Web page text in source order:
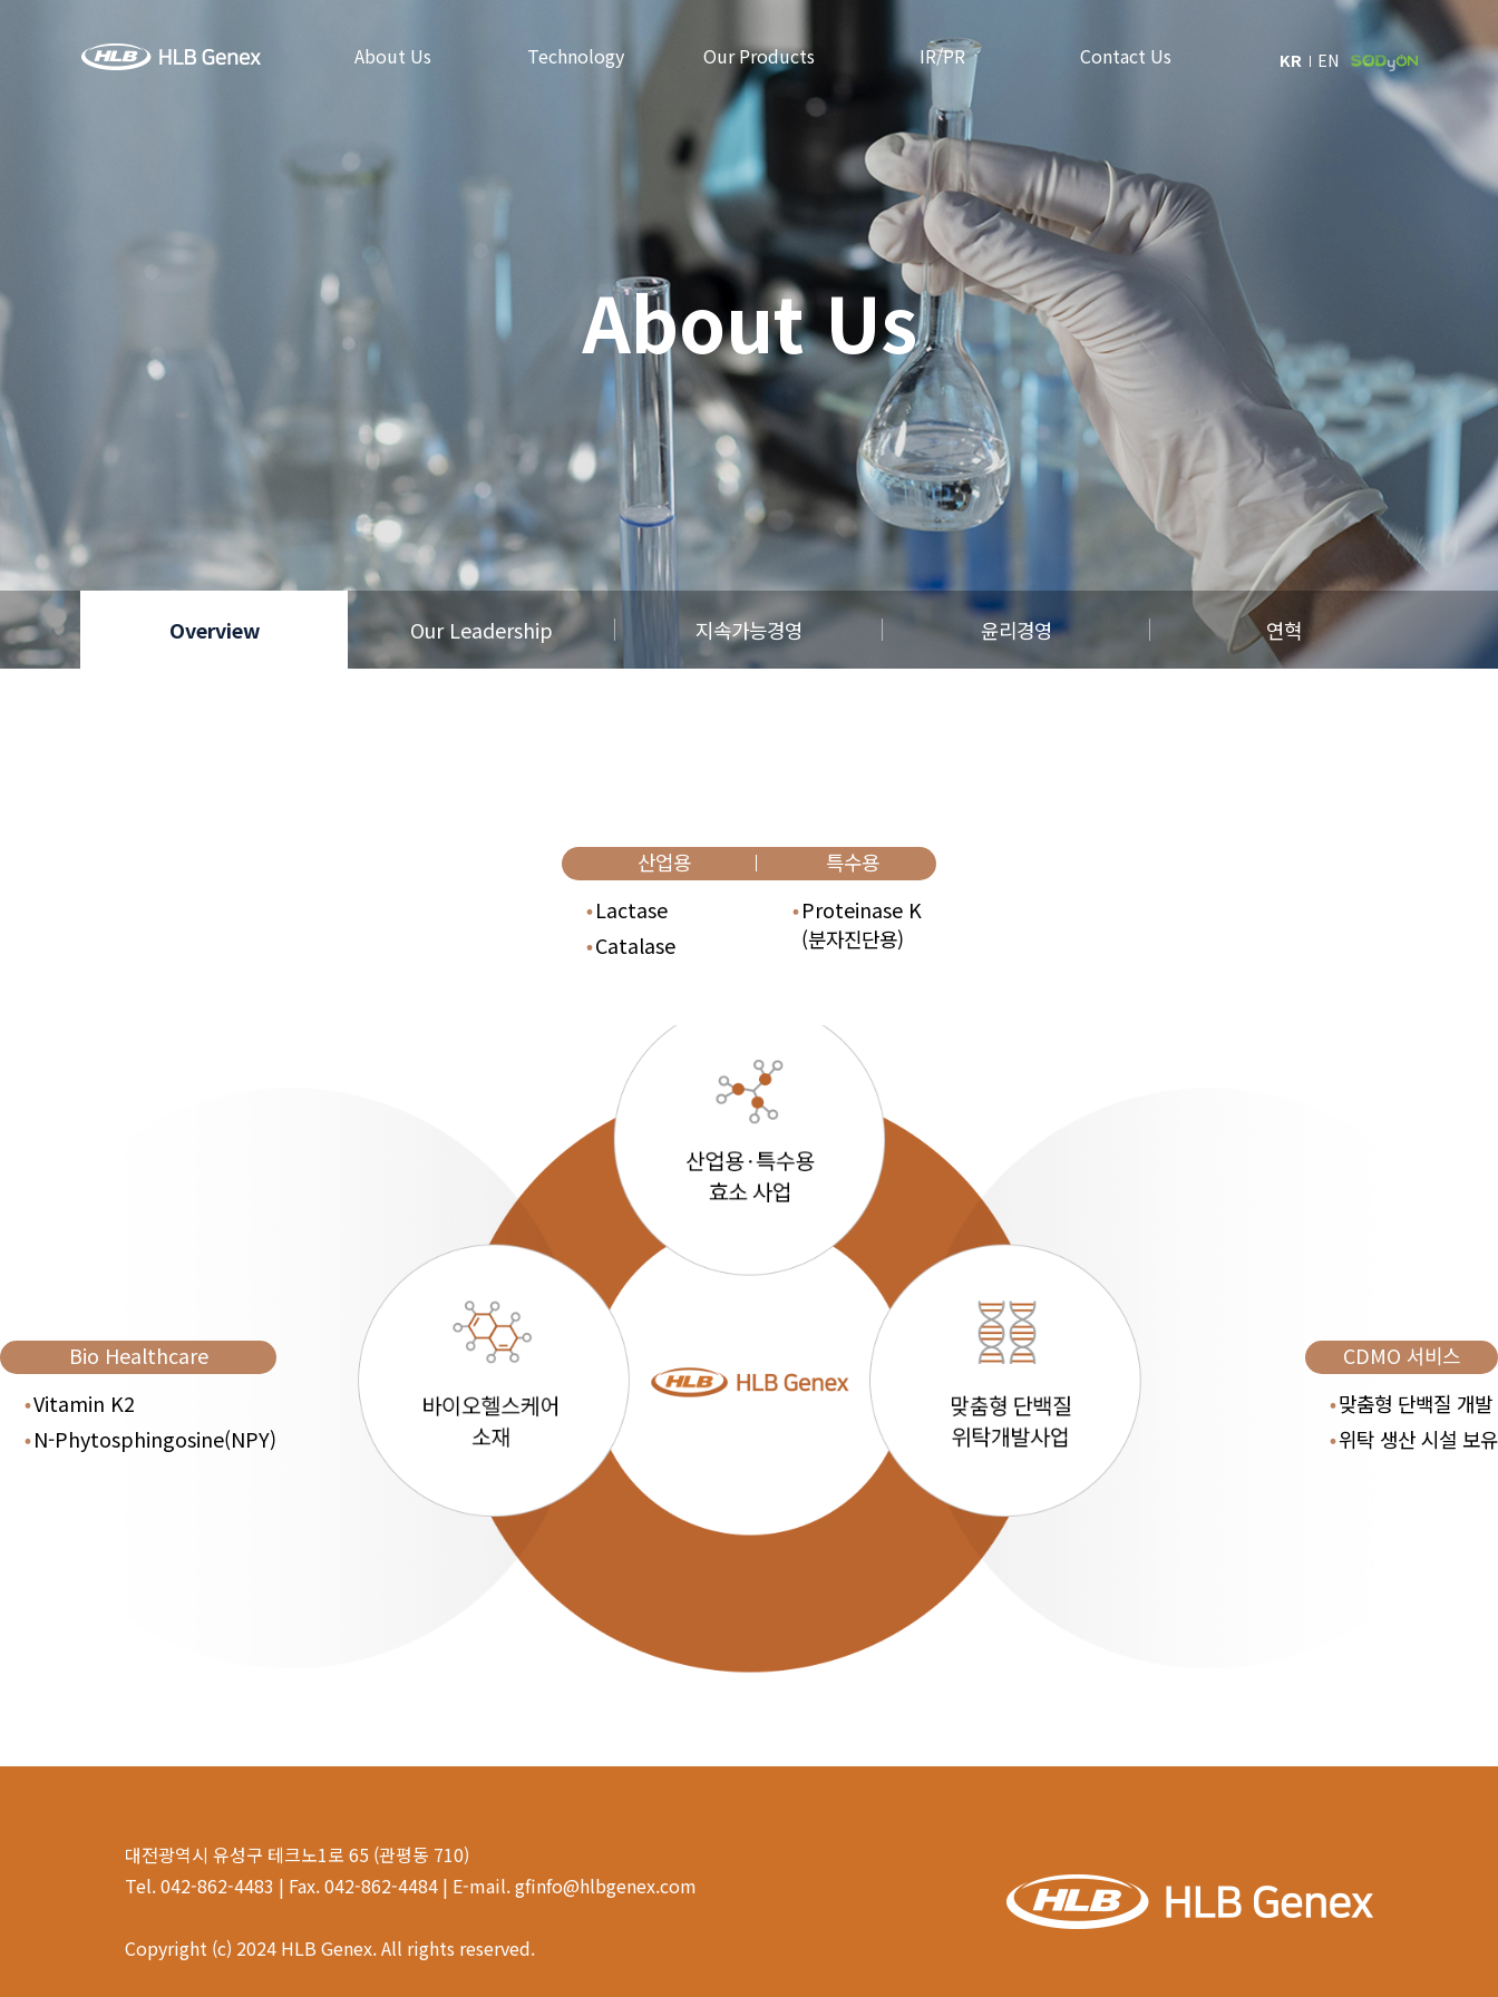
About Us Technology Our Products IR/PR Contact Us KR EN
About Us
Overview Our Leadership 지속가능경영 윤리경영 연혁
산업용
Lactase
Catalase
특수용
Proteinase K
(분자진단용)
Bio Healthcare
Vitamin K2
N-Phytosphingosine(NPY)
CDMO 서비스
맞춤형 단백질 개발
위탁 생산 시설 보유
대전광역시 유성구 테크노1로 65 (관평동 710)
Tel. 042-862-4483 | Fax. 042-862-4484 | E-mail. gfinfo@hlbgenex.com
Copyright (c) 2024 HLB Genex. All rights reserved.